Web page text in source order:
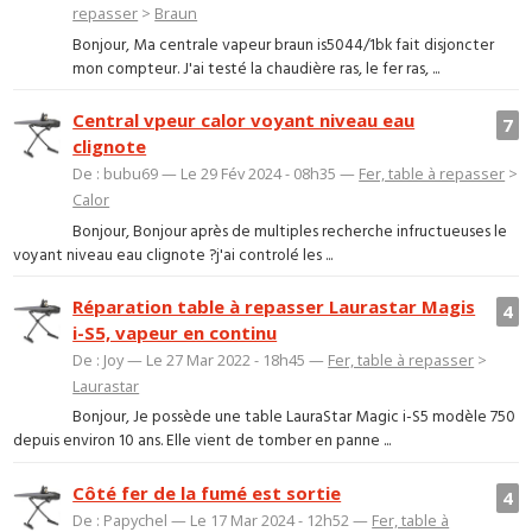
repasser > Braun
Bonjour, Ma centrale vapeur braun is5044/1bk fait disjoncter
mon compteur. J'ai testé la chaudière ras, le fer ras, ...
7
Central vpeur calor voyant niveau eau
clignote
De : bubu69 — Le 29 Fév 2024 - 08h35 — Fer, table à repasser >
Calor
Bonjour, Bonjour après de multiples recherche infructueuses le
voyant niveau eau clignote ?j'ai controlé les ...
4
Réparation table à repasser Laurastar Magis
i-S5, vapeur en continu
De : Joy — Le 27 Mar 2022 - 18h45 — Fer, table à repasser >
Laurastar
Bonjour, Je possède une table LauraStar Magic i-S5 modèle 750
depuis environ 10 ans. Elle vient de tomber en panne ...
4
Côté fer de la fumé est sortie
De : Papychel — Le 17 Mar 2024 - 12h52 — Fer, table à